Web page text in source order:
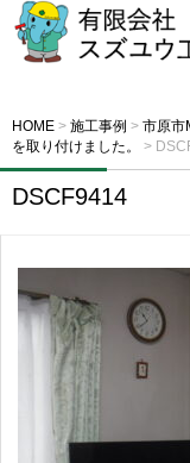
HOME > 施工事例 > 市原市
を取り付けました。
>
DSCF9414